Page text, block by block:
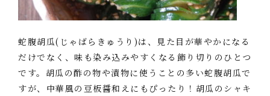
蛇腹胡瓜(じゃばらきゅうり)は、見た目が華やかになる
だけでなく、味も染み込みやすくなる飾り切りのひとつ
です。胡瓜の酢の物や漬物に使うことの多い蛇腹胡瓜で
すが、中華風の豆板醤和えにもぴったり！胡瓜のシャキ